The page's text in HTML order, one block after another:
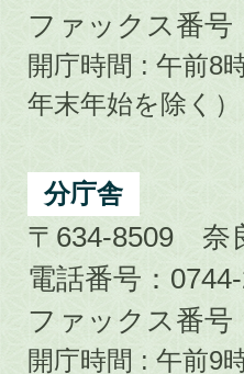
ファックス番号
開庁時間 : 午前8
年末年始を除く）
分庁舎
〒634-8509 奈
電話番号：
ファックス番号
開庁時間 : 午前9